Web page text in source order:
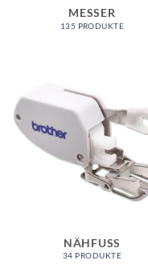
MESSER
135 PRODUKTE
NÄHFUSS
34 PRODUKTE